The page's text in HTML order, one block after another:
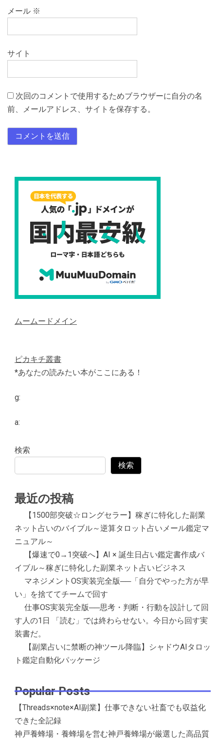
メール ※
サイト
次回のコメントで使用するためブラウザーに自分の名
前、メールアドレス、サイトを保存する。
ムームードメイン
ピカキチ叢書
*あなたの読みたい本がここにある！
g:
a:
検索
検索
最近の投稿
【1500部突破☆ロングセラー】稼ぎに特化した副業
ネット占いのバイブル～逆算タロット占いメール鑑定マ
ニュアル～
【爆速で0→1突破へ】AI × 誕生日占い鑑定書作成バ
イブル～稼ぎに特化した副業ネット占いビジネス
マネジメントOS実装完全版──「自分でやった方が早
い」を捨ててチームで回す
仕事OS実装完全版──思考・判断・行動を設計して回
す人の1日 「読む」では終わらせない。今日から回す実
装書だ。
【副業占いに禁断の神ツール降臨】シャドウAIタロッ
ト鑑定自動化パッケージ
Popular Posts
【Threads×note×AI副業】仕事できない社畜でも収益化
できた全記録
神戸養蜂場・養蜂場を営む神戸養蜂場が厳選した高品質